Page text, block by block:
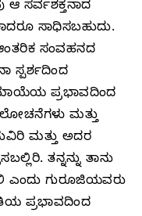
ಆ ಸರ್ವಶಕ್ತನಾದ
ಸಾಧಿಸಬಹುದು.
ಸಂವಹನದ
ಸ್ಪರ್ಶದಿಂದ
ಪ್ರಭಾವದಿಂದ
ಮತ್ತು
ಮತ್ತು ಅದರ
ತನ್ನನ್ನು ತಾನು
ಗುರೂಜಿಯವರು
ಪ್ರಭಾವದಿಂದ